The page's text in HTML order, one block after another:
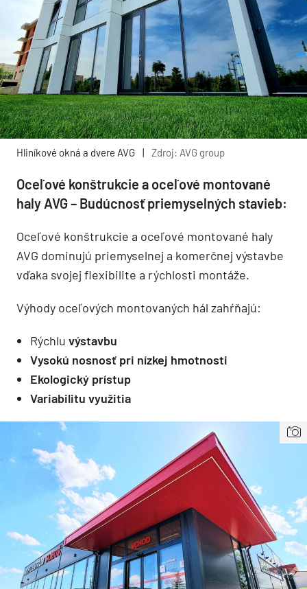
Hliníkové okná a dvere AVG | Zdroj: AVG group
Oceľové konštrukcie a oceľové montované
haly AVG – Budúcnosť priemyselných stavieb:
Oceľové konštrukcie a oceľové montované haly
AVG dominujú priemyselnej a komerčnej výstavbe
vďaka svojej flexibilite a rýchlosti montáže.
Výhody oceľových montovaných hál zahŕňajú:
Rýchlu výstavbu
Vysokú nosnosť pri nízkej hmotnosti
Ekologický prístup
Variabilitu využitia